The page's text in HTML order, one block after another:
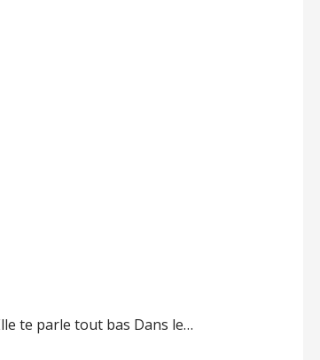
te parle tout bas Dans le…